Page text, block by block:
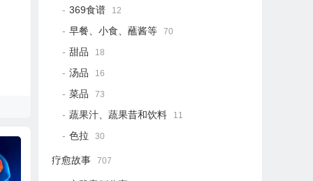
369食谱 12
早餐、小食、蘸酱等 70
甜品 18
汤品 16
菜品 73
蔬果汁、蔬果昔和饮料 11
色拉 30
疗愈故事 707